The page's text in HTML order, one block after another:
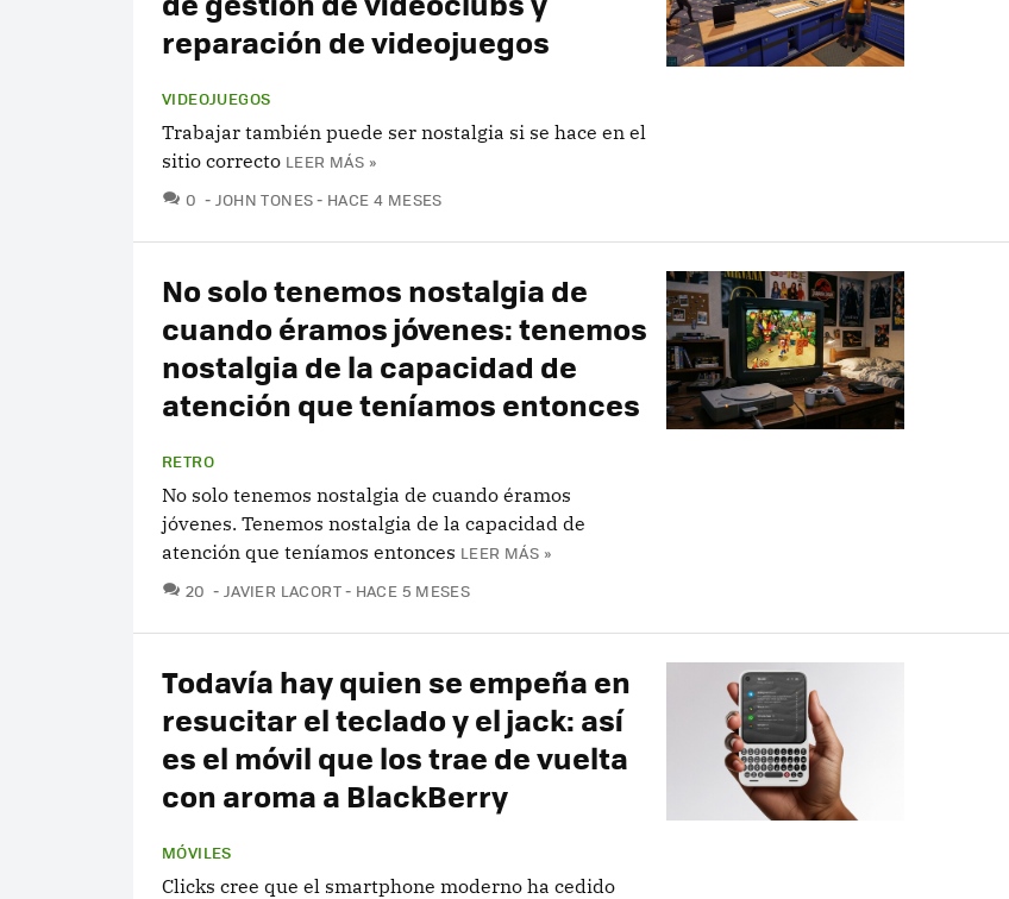
reparación de videojuegos
VIDEOJUEGOS
Trabajar también puede ser nostalgia si se hace en el
sitio correcto LEER MÁS »
0 COMENTARIOS
JOHN TONES HACE 4 MESES
No solo tenemos nostalgia de
cuando éramos jóvenes: tenemos
nostalgia de la capacidad de
atención que teníamos entonces
RETRO
No solo tenemos nostalgia de cuando éramos
jóvenes. Tenemos nostalgia de la capacidad de
atención que teníamos entonces LEER MÁS »
20 COMENTARIOS
JAVIER LACORT HACE 5 MESES
Todavía hay quien se empeña en
resucitar el teclado y el jack: así
es el móvil que los trae de vuelta
con aroma a BlackBerry
MÓVILES
Clicks cree que el smartphone moderno ha cedido